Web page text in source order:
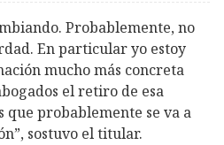
Probablemente, no
En particular yo estoy
mucho más concreta
el retiro de esa
que probablemente se va a
sostuvo el titular.